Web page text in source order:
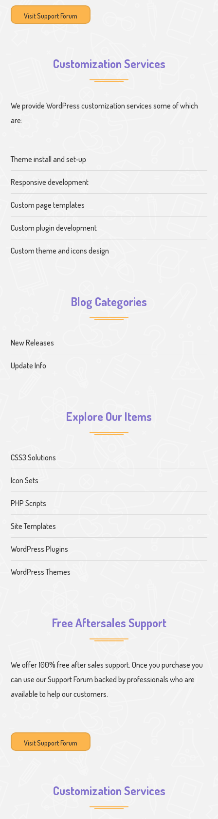
Visit Support Forum
Customization Services
We provide WordPress customization services some of which
are:
Theme install and set-up
Responsive development
Custom page templates
Custom plugin development
Custom theme and icons design
Blog Categories
New Releases
Update Info
Explore Our Items
CSS3 Solutions
Icon Sets
PHP Scripts
Site Templates
WordPress Plugins
WordPress Themes
Free Aftersales Support
We offer 100% free after sales support. Once you purchase you
can use ourSupport Forum backed by professionals who are
available to help our customers.
Visit Support Forum
Customization Services